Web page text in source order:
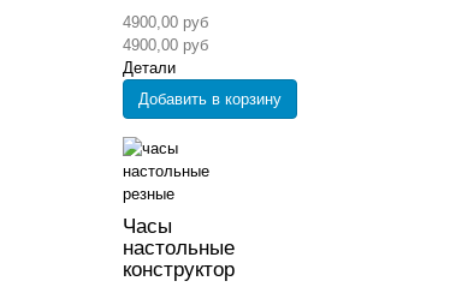
4900,00 руб
4900,00 руб
Детали
Добавить в корзину
Часы
настольные
конструктор